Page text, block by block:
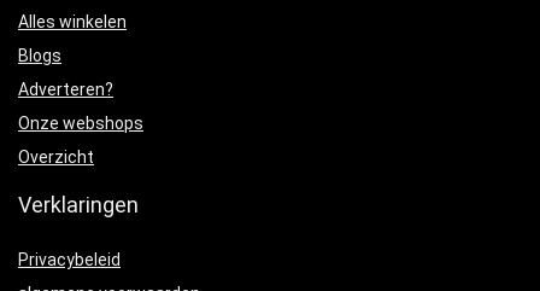
Alles winkelen
Blogs
Adverteren?
Onze webshops
Overzicht
Verklaringen
Privacybeleid